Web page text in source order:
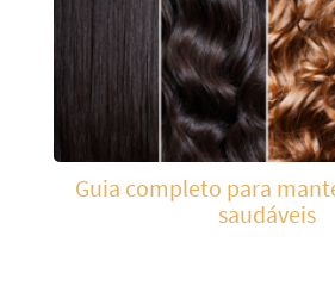
Guia completo para
saudáveis